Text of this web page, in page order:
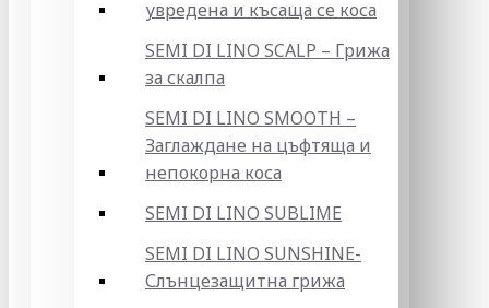
увредена и късаща се коса
SEMI DI LINO SCALP – Грижа
за скалпа
SEMI DI LINO SMOOTH –
Заглаждане на цъфтяща и
непокорна коса
SEMI DI LINO SUBLIME
SEMI DI LINO SUNSHINE-
Слънцезащитна грижа